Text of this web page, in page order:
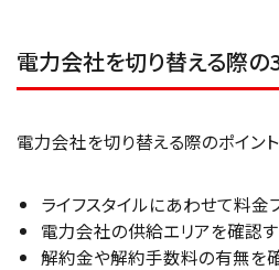
電力会社を切り替える際の
電力会社を切り替える際のポイン
ライフスタイルにあわせて料金
電力会社の供給エリアを確認
解約金や解約手数料の有無を